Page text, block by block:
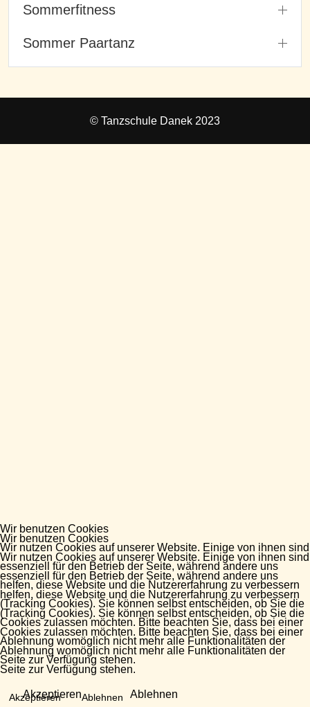
Wir benutzen Cookies
Wir nutzen Cookies auf unserer Website. Einige von ihnen sind
essenziell für den Betrieb der Seite, während andere uns
helfen, diese Website und die Nutzererfahrung zu verbessern
(Tracking Cookies). Sie können selbst entscheiden, ob Sie die
Cookies zulassen möchten. Bitte beachten Sie, dass bei einer
Ablehnung womöglich nicht mehr alle Funktionalitäten der
Seite zur Verfügung stehen.
Akzeptieren Ablehnen
Sommerfitness
Sommer Paartanz
© Tanzschule Danek 2023
Wir benutzen Cookies
Wir nutzen Cookies auf unserer Website. Einige von ihnen sind
essenziell für den Betrieb der Seite, während andere uns
helfen, diese Website und die Nutzererfahrung zu verbessern
(Tracking Cookies). Sie können selbst entscheiden, ob Sie die
Cookies zulassen möchten. Bitte beachten Sie, dass bei einer
Ablehnung womöglich nicht mehr alle Funktionalitäten der
Seite zur Verfügung stehen.
Akzeptieren Ablehnen